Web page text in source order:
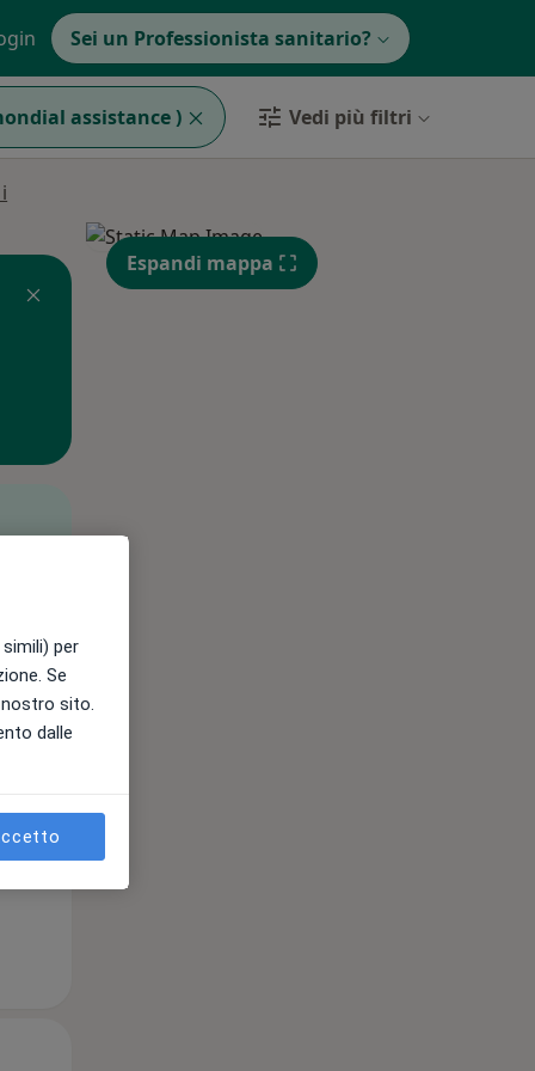
Sei un Professionista sanitario?
assistance ) Vedi più filtri
12 Ago
Espandi mappa
per
Se
sito.
dalle